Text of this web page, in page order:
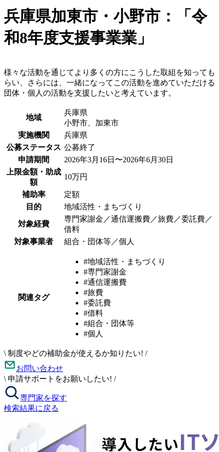
兵庫県加東市・小野市：「令
和8年度支援事業業」
様々な活動を通じてより多くの方にこうした取組を知っても
らい、さらには、一緒になってこの活動を進めていただける
団体・個人の活動を支援したいと考えています。
地域
兵庫県
小野市、加東市
実施機関
兵庫県
公募ステータス 公募終了
申請期間
2026年3月16日〜2026年6月30日
上限金額・助成
額
10万円
補助率
定額
目的
地域活性・まちづくり
対象経費
専門家謝金／通信運搬費／旅費／委託費／
借料
対象事業者
組合・団体等／個人
関連タグ
#地域活性・まちづくり
#専門家謝金
#通信運搬費
#旅費
#委託費
#借料
#組合・団体等
#個人
\ 制度やどの補助金が使えるか知りたい! /
お問い合わせ
\ 申請サポートをお願いしたい! /
専門家を探す
検索結果に戻る